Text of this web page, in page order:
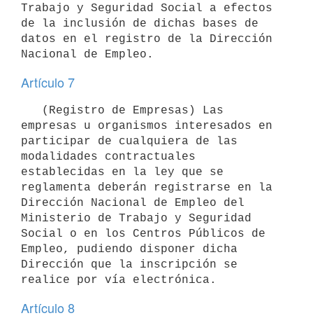
Trabajo y Seguridad Social a efectos
de la inclusión de dichas bases de
datos en el registro de la Dirección
Artículo 7
empresas u organismos interesados en
participar de cualquiera de las
modalidades contractuales
establecidas en la ley que se
reglamenta deberán registrarse en la
Dirección Nacional de Empleo del
Ministerio de Trabajo y Seguridad
Social o en los Centros Públicos de
Empleo, pudiendo disponer dicha
Dirección que la inscripción se
Artículo 8